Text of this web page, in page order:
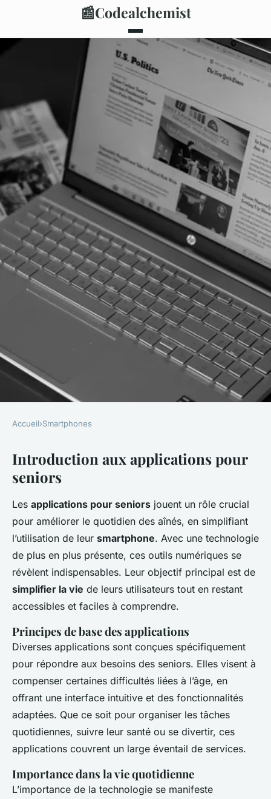
📰Codealchemist
SMARTPHONES
Les meilleures applis pour
simplifier la vie des seniors
sur smartphone
Noam • 13 avril 2025 • 9 min de lecture
Accueil›Smartphones
Introduction aux applications pour
seniors
Les applications pour seniors jouent un rôle crucial
pour améliorer le quotidien des aînés, en simplifiant
l’utilisation de leur smartphone. Avec une technologie
de plus en plus présente, ces outils numériques se
révèlent indispensables. Leur objectif principal est de
simplifier la vie de leurs utilisateurs tout en restant
accessibles et faciles à comprendre.
Principes de base des applications
Diverses applications sont conçues spécifiquement
pour répondre aux besoins des seniors. Elles visent à
compenser certaines difficultés liées à l’âge, en
offrant une interface intuitive et des fonctionnalités
adaptées. Que ce soit pour organiser les tâches
quotidiennes, suivre leur santé ou se divertir, ces
applications couvrent un large éventail de services.
Importance dans la vie quotidienne
L’importance de la technologie se manifeste